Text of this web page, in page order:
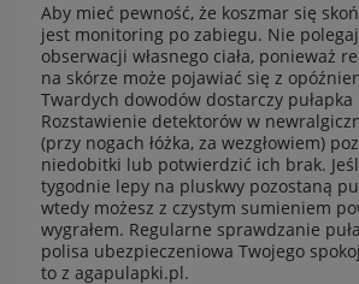
Aby mieć pewność, że koszmar się
jest monitoring po zabiegu. Nie polegaj
obserwacji własnego ciała, ponieważ
na skórze może pojawiać się z
Twardych dowodów dostarczy
Rozstawienie detektorów w
(przy nogach łóżka, za wezgłowiem)
niedobitki lub potwierdzić ich brak.
tygodnie lepy na pluskwy pozostaną
wtedy możesz z czystym sumieniem
wygrałem. Regularne sprawdzanie
polisa ubezpieczeniowa Twojego
to z agapulapki.pl.